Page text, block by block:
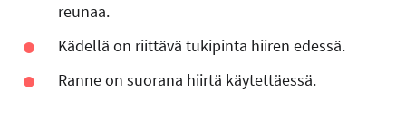
reunaa.
Kädellä on riittävä tukipinta hiiren edessä.
Ranne on suorana hiirtä käytettäessä.